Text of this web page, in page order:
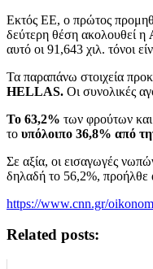
Εκτός ΕΕ, ο πρώτος
δεύτερη θέση ακολουθεί η
αυτό οι 91,643 χιλ. τόνοι
Τα παραπάνω στοιχεία
HELLAS. Οι συνολικές
Το 63,2% των φρούτων
το υπόλοιπο 36,8% από
Σε αξία, οι εισαγωγές
δηλαδή το 56,2%, προήλθε
https://www.cnn.gr/
Related posts: